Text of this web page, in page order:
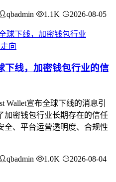
qbadmin 1.1K 2026-08-05
下线，加密钱包行业的信
Wallet宣布全球下线的消息引
加密钱包行业长期存在的信任
、平台运营透明度、合规性
qbadmin 1.0K 2026-08-04